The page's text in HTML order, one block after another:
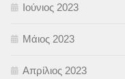
Ιούνιος 2023
Μάιος 2023
Απρίλιος 2023